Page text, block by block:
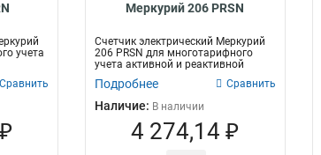
учета
Сравнить
Меркурий 206 PRSN
Счетчик электрический Меркурий
206 PRSN для многотарифного
учета активной и реактивной
электрич...
Подробнее Сравнить
Наличие: В наличии
4 274,14 ₽